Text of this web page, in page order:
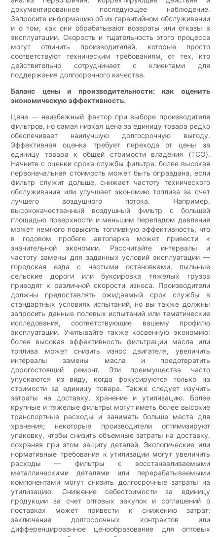
документированное последующее наблюдение.
Запросите информацию об их гарантийном обслуживании
и о том, как они обрабатывают возвраты или отказы в
эксплуатации. Скорость и тщательность этого процесса
могут отличить производителей, которые просто
соответствуют техническим требованиям, от тех, кто
действительно сотрудничает с клиентами для
поддержания долгосрочного качества.
Баланс цены и производительности: как оценить
экономическую эффективность.
Цена — неизбежный фактор при выборе производителя
фильтров, но самая низкая цена за единицу товара редко
обеспечивает наилучшую долгосрочную выгоду.
Эффективная оценка требует перехода от цены за
единицу товара к общей стоимости владения (TCO).
Начните с оценки срока службы фильтра: более высокая
первоначальная стоимость может быть оправдана, если
фильтр служит дольше, снижает частоту технического
обслуживания или улучшает экономию топлива за счет
лучшего воздушного потока. Например,
высококачественный воздушный фильтр с большей
площадью поверхности и меньшим перепадом давления
может немного повысить топливную эффективность, что
в годовом пробеге автопарка может привести к
значительной экономии. Рассчитайте интервалы и
частоту замены для заданных условий эксплуатации —
городская езда с частыми остановками, пыльные
сельские дороги или буксировка тяжелых грузов
приводят к различной скорости износа. Производители
должны предоставлять ожидаемый срок службы в
стандартных условиях испытаний, но вы также должны
запросить данные полевых испытаний или тематические
исследования, соответствующие вашему профилю
эксплуатации. Учитывайте также косвенную экономию:
более высокая эффективность фильтрации масла или
топлива может снизить износ двигателя, увеличить
интервалы замены масла и предотвратить
дорогостоящий ремонт. Эти преимущества часто
упускаются из виду, когда фокусируются только на
стоимости за единицу товара. Также следует изучить
затраты на доставку, хранение и утилизацию. Более
крупные и тяжелые фильтры могут иметь более высокие
транспортные расходы и занимать больше места для
хранения; некоторые производители оптимизируют
упаковку, чтобы снизить объемные затраты на доставку,
сохраняя при этом защиту деталей. Экологические или
нормативные требования к утилизации могут увеличить
расходы — фильтры с восстанавливаемыми
металлическими деталями или перерабатываемыми
компонентами могут снизить долгосрочные затраты на
утилизацию. Снижение себестоимости за единицу
продукции за счет оптовых закупок и соглашений о
поставках может привести к снижению затрат;
заключение долгосрочных контрактов или
дифференцированное ценообразование для оптовых